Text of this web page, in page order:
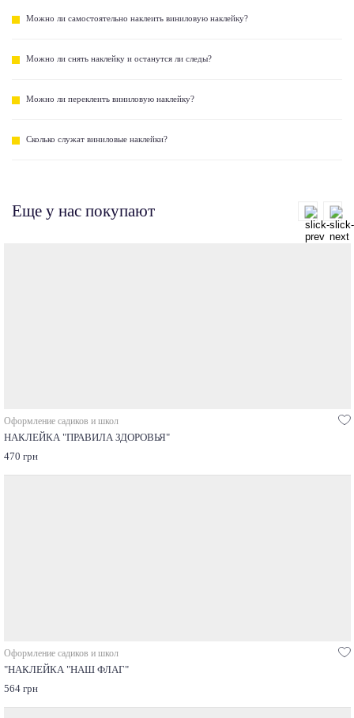
Можно ли самостоятельно наклеить виниловую наклейку?
Можно ли снять наклейку и останутся ли следы?
Можно ли переклеить виниловую наклейку?
Сколько служат виниловые наклейки?
Еще у нас покупают
Оформление садиков и школ
НАКЛЕЙКА "ПРАВИЛА ЗДОРОВЬЯ"
470 грн
Оформление садиков и школ
"НАКЛЕЙКА "НАШ ФЛАГ"
564 грн